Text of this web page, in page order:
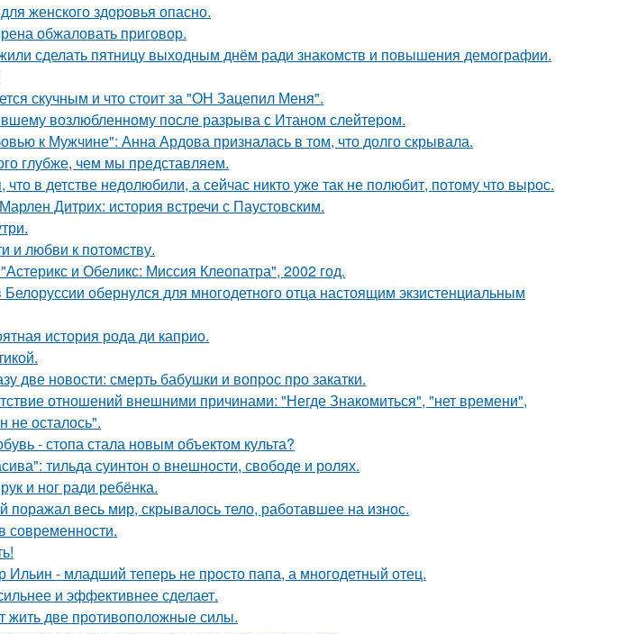
женского здоровья опасно.
обжаловать приговор.
сделать пятницу выходным днём ради знакомств и повышения демографии.
скучным и что стоит за "ОН Зацепил Меня".
возлюбленному после разрыва с Итаном слейтером.
к Мужчине": Анна Ардова призналась в том, что долго скрывала.
глубже, чем мы представляем.
что в детстве недолюбили, а сейчас никто уже так не полюбит, потому что вырос.
Дитрих: история встречи с Паустовским.
и любви к потомству.
и Обеликс: Миссия Клеопатра", 2002 год.
обернулся для многодетного отца настоящим экзистенциальным
история рода ди каприо.
две новости: смерть бабушки и вопрос про закатки.
отношений внешними причинами: "Негде Знакомиться", "нет времени",
осталось".
- стопа стала новым объектом культа?
тильда суинтон о внешности, свободе и ролях.
и ног ради ребёнка.
поражал весь мир, скрывалось тело, работавшее на износ.
современности.
Ильин - младший теперь не просто папа, а многодетный отец.
и эффективнее сделает.
жить две противоположные силы.